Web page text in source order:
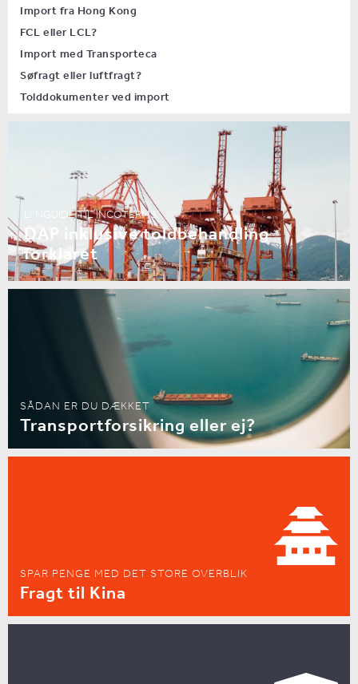
Import fra Hong Kong
FCL eller LCL?
Import med Transporteca
Søfragt eller luftfragt?
Tolddokumenter ved import
LYNGUIDE TIL INCOTERMS
DAP inklusive toldbehandling
forklaret
SÅDAN ER DU DÆKKET
Transportforsikring eller ej?
SPAR PENGE MED DET STORE OVERBLIK
Fragt til Kina